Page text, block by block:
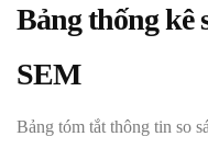
Bảng thống kê
SEM
Bảng tóm tắt thông tin so